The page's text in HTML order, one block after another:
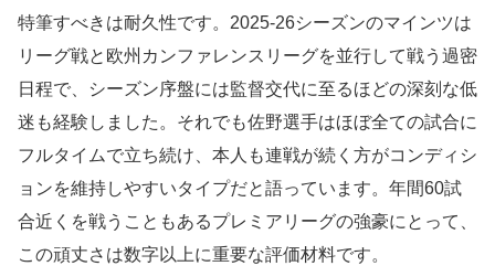
特筆すべきは耐久性です。2025-26シーズンのマインツは
リーグ戦と欧州カンファレンスリーグを並行して戦う過密
日程で、シーズン序盤には監督交代に至るほどの深刻な低
迷も経験しました。それでも佐野選手はほぼ全ての試合に
フルタイムで立ち続け、本人も連戦が続く方がコンディシ
ョンを維持しやすいタイプだと語っています。年間60試
合近くを戦うこともあるプレミアリーグの強豪にとって、
この頑丈さは数字以上に重要な評価材料です。